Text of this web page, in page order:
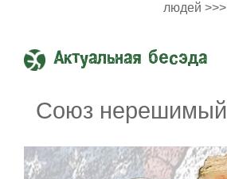
людей >>>
Актуальная бесэда
Союз нерешимый